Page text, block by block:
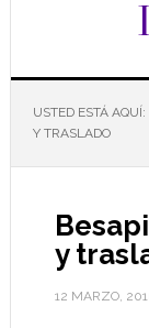
USTED ESTÁ AQUÍ:
Y TRASLADO
y
12 MARZO,